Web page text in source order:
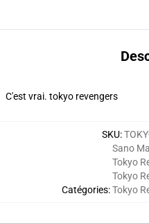
C'est vrai. tokyo revengers
SKU:
Catégories:
Sano
Tokyo
Tokyo
Tokyo